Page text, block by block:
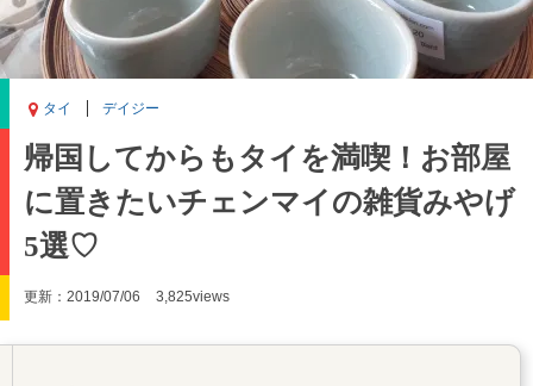
タイ デイジー
帰国してからもタイを満喫！お部屋
に置きたいチェンマイの雑貨みやげ
5選♡
更新：2019/07/06 3,825views